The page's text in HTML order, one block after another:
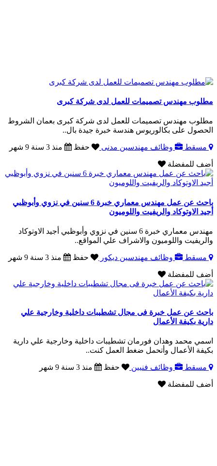
مطلوب مهندس تصميمات للعمل لدى شركة كبرى
مطلوب مهندس تصميمات للعمل لدى شركة كبرى بعمان الشروط
الحصول على بكالوريوس هندسة خبرة جيدة بال..
مسقط وظائف مهندسين مدنى حفظ منذ 3 سنة 9 شهر
أضف للمفضلة
باحث عن عمل مهندس معماري خبرة 6 سنين في نزوي وأبوظبي
أجيد الاوتوكاد والريفيت واللوميون
مهندس معماري خبرة 6 سنين في نزوي وأبوظبي أجيد الاوتوكاد
والريفيت واللوميون والاشراف علي المواقع..
مسقط وظائف مهندسين ديكور حفظ منذ 3 سنة 9 شهر
أضف للمفضلة
باحث عن عمل خبرة فى مجال تشطيبات داخلية وخارجية علي
دارية بكيفة الأعمال
اسمي محمد وهدان فورمان تشطيبات داخلية وخارجية علي دارية
بكيفة الأعمال وأتحمل ضغط العمل كنت..
مسقط وظائف فنيين حفظ منذ 3 سنة 9 شهر
أضف للمفضلة